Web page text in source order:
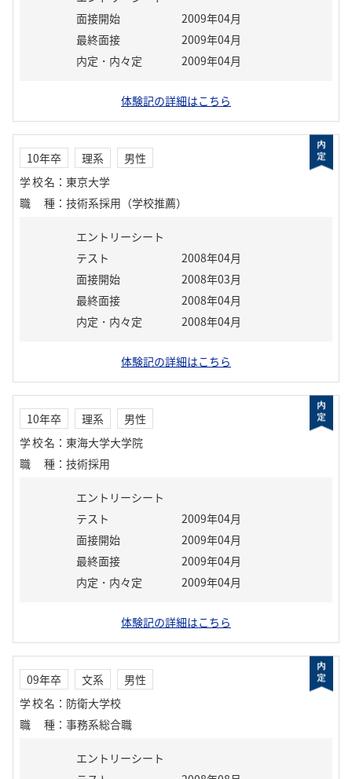
面接開始
2009年04月
最終面接
2009年04月
内定・内々定
2009年04月
体験記の詳細はこちら
10年卒 理系
男性
学校名 ： 東京大学
職種 ： 技術系採用（学校推薦）
エントリーシート
テスト
2008年04月
面接開始
2008年03月
最終面接
2008年04月
内定・内々定
2008年04月
体験記の詳細はこちら
10年卒 理系
男性
学校名 ： 東海大学大学院
職種 ： 技術採用
エントリーシート
テスト
2009年04月
面接開始
2009年04月
最終面接
2009年04月
内定・内々定
2009年04月
体験記の詳細はこちら
09年卒 文系
男性
学校名 ： 防衛大学校
職種 ： 事務系総合職
エントリーシート